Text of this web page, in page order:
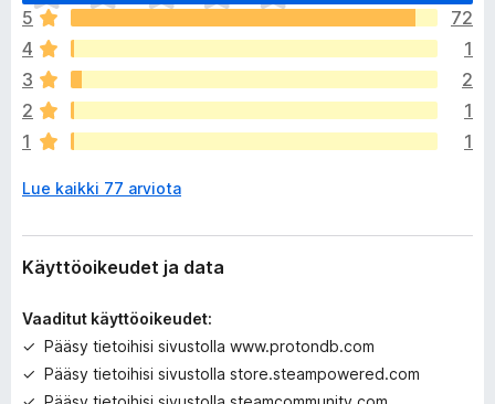
i
v
i
e
ä
a
v
o
i
a
5
72
4
1
3
2
2
1
1
1
Lue kaikki 77 arviota
Käyttöoikeudet ja data
Vaaditut käyttöoikeudet:
Pääsy tietoihisi sivustolla www.protondb.com
Pääsy tietoihisi sivustolla store.steampowered.com